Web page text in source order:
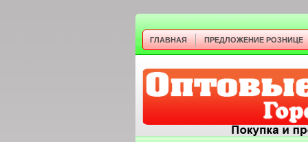
ГЛАВНАЯ ПРЕДЛОЖЕНИЕ РОЗНИЦЕ